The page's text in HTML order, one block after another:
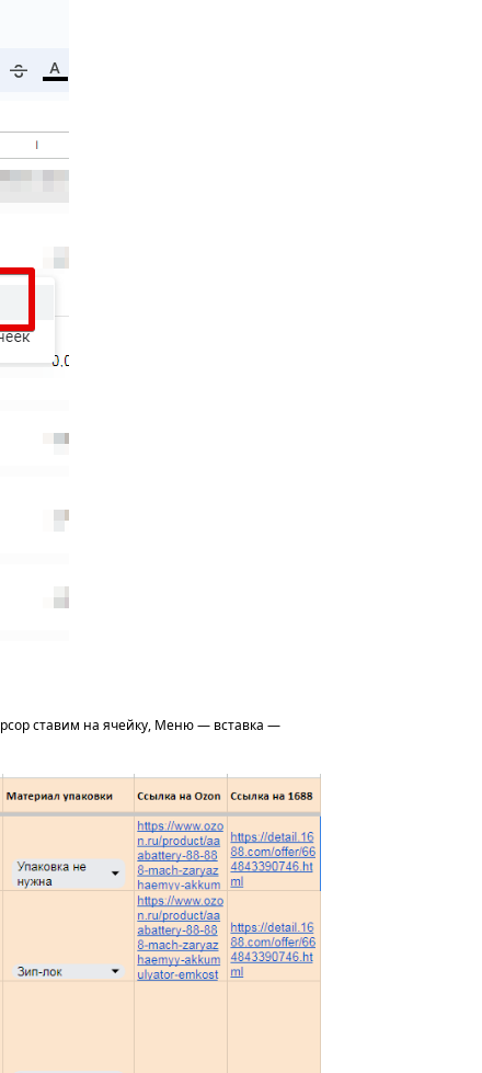
ставим на ячейку, Меню — вставка —